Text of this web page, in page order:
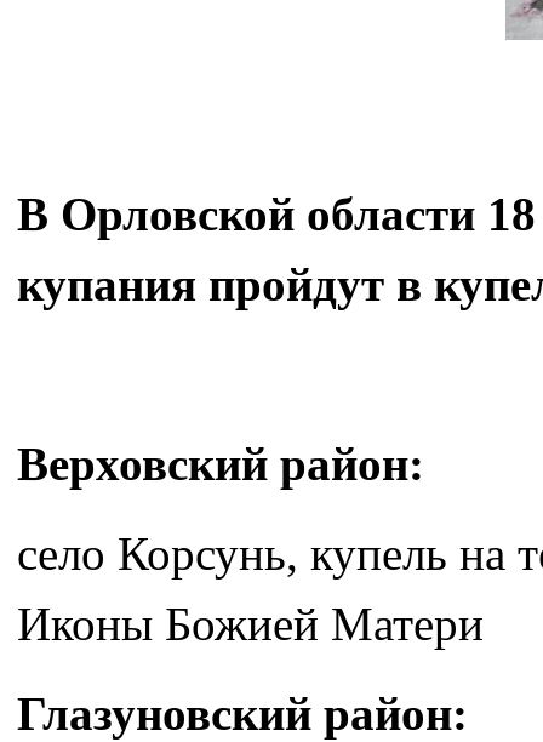
В Орловской области
купания пройдут в
Верховский район:
село Корсунь, купель на
Иконы Божией Матери
Глазуновский район: